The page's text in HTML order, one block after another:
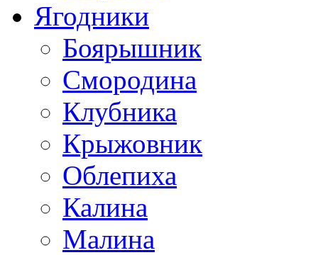
Ягодники
Боярышник
Смородина
Клубника
Крыжовник
Облепиха
Калина
Малина